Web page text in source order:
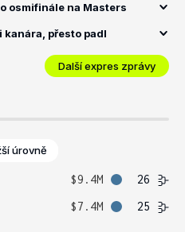
osmifinále na Masters
přesto padl
Další expres zprávy
úrovně
$9.4M
26
$7.4M 25